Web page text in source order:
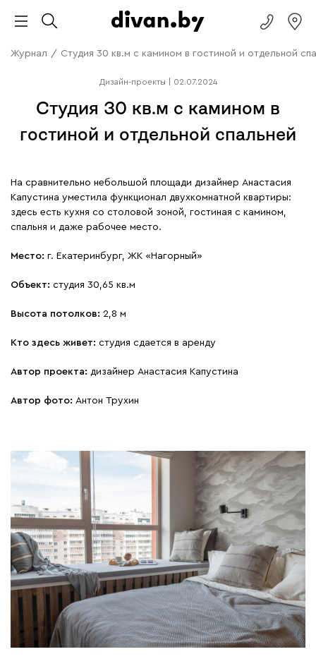
Журнал / Студия 30 кв.м с камином в гостиной и отдельной
Дизайн-проекты 02.07.2024
Студия 30 кв.м с камином в
гостиной и отдельной спальней
На сравнительно небольшой площади дизайнер Анастасия
Капустина уместила функционал двухкомнатной квартиры:
здесь есть кухня со столовой зоной, гостиная с камином,
спальня и даже рабочее место.
Место: г. Екатеринбург, ЖК «Нагорный»
Объект: студия 30,65 кв.м
Высота потолков: 2,8 м
Кто здесь живет: студия сдается в аренду
Автор проекта: дизайнер Анастасия Капустина
Автор фото: Антон Трухин